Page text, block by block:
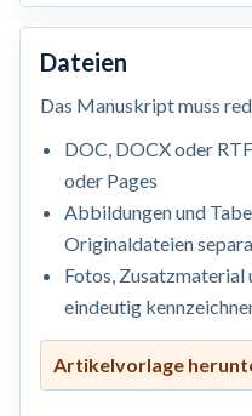
Dateien
Das Manuskript muss
DOC, DOCX oder
oder Pages
Abbildungen und
Originaldateien
Fotos,
eindeutig
Artikelvorlage